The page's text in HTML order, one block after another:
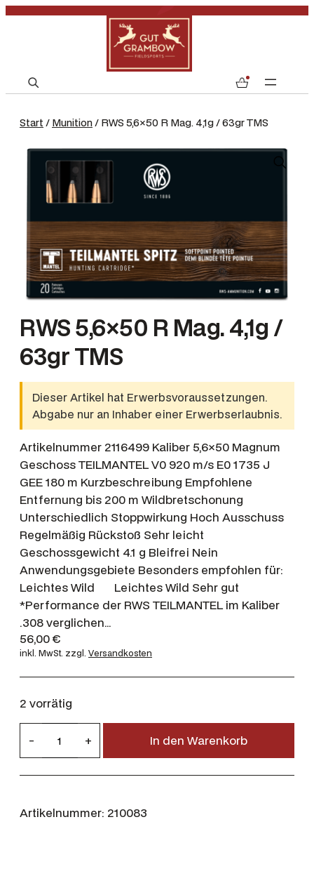
e
r
0
Start / Munition / RWS 5,6×50 R Mag. 4,1g / 63gr TMS
RWS 5,6×50 R Mag. 4,1g /
63gr TMS
Dieser Artikel hat Erwerbsvoraussetzungen.
Abgabe nur an Inhaber einer Erwerbserlaubnis.
Artikelnummer 2116499 Kaliber 5,6×50 Magnum
Geschoss TEILMANTEL V0 920 m/s E0 1735 J
GEE 180 m Kurzbeschreibung Empfohlene
Entfernung bis 200 m Wildbretschonung
Unterschiedlich Stoppwirkung Hoch Ausschuss
Regelmäßig Rückstoß Sehr leicht
Geschossgewicht 4.1 g Bleifrei Nein
Anwendungsgebiete Besonders empfohlen für:
Leichtes Wild Leichtes Wild Sehr gut
*Performance der RWS TEILMANTEL im Kaliber
.308 verglichen…
56,00€
inkl. MwSt. zzgl. Versandkosten
2 vorrätig
6
- + In den Warenkorb
Artikelnummer: 210083